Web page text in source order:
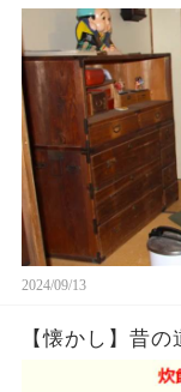
2024/09/13
【懐かし】昔